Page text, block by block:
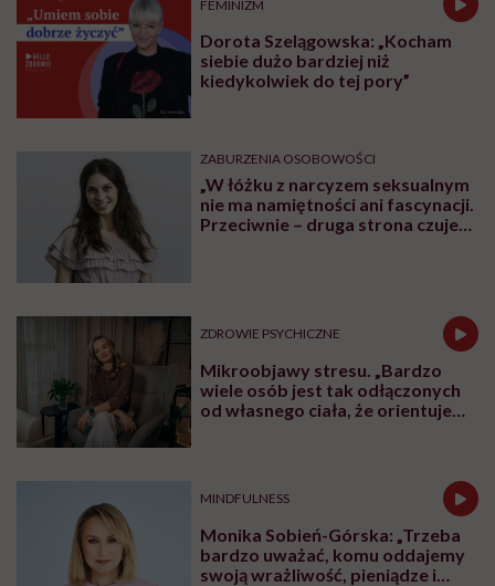
FEMINIZM
Dorota Szelągowska: „Kocham
siebie dużo bardziej niż
kiedykolwiek do tej pory”
ZABURZENIA OSOBOWOŚCI
„W łóżku z narcyzem seksualnym
nie ma namiętności ani fascynacji.
Przeciwnie – druga strona czuje
ZDROWIE PSYCHICZNE
Mikroobjawy stresu. „Bardzo
wiele osób jest tak odłączonych
od własnego ciała, że orientuje
MINDFULNESS
Monika Sobień-Górska: „Trzeba
bardzo uważać, komu oddajemy
swoją wrażliwość, pieniądze i